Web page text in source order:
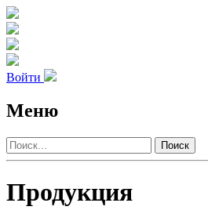
Войти
Меню
Поиск
Продукция